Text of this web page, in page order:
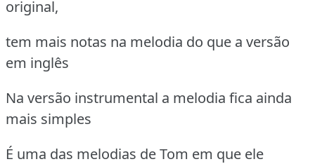
original,
tem mais notas na melodia do que a versão
em inglês
Na versão instrumental a melodia fica ainda
mais simples
É uma das melodias de Tom em que ele